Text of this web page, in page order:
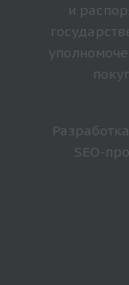
и
SEO-